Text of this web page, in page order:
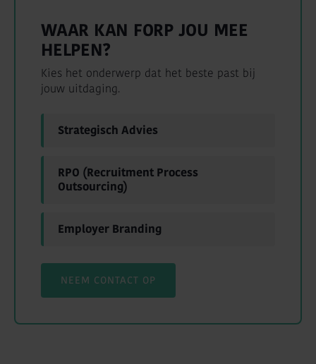
WAAR KAN FORP JOU MEE
HELPEN?
Kies het onderwerp dat het beste past bij
jouw uitdaging.
Strategisch Advies
RPO (Recruitment Process
Outsourcing)
Employer Branding
NEEM CONTACT OP